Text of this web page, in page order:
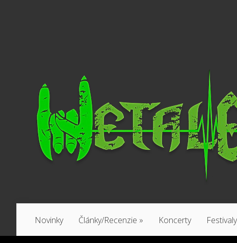
Novinky Články/Recenzie » Koncerty Festivaly